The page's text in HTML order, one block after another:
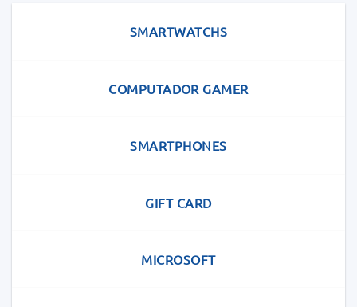
SMARTWATCHS
COMPUTADOR GAMER
SMARTPHONES
GIFT CARD
MICROSOFT